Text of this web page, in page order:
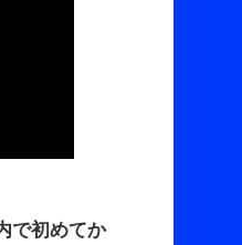
で初めてか